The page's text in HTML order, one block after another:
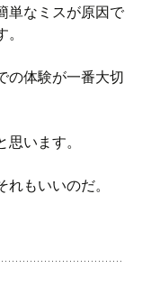
単なミスが原因で
体験が一番大切
います。
もいいのだ。